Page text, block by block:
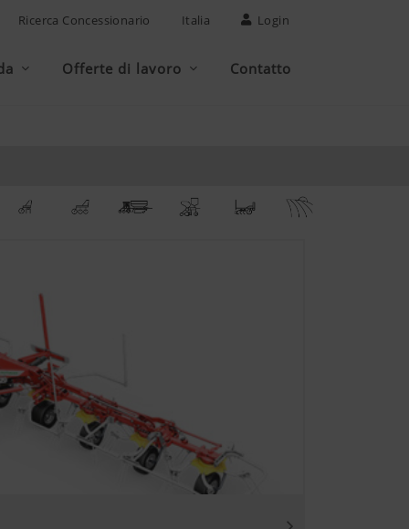
Ricerca Concessionario Italia Login
Offerte di lavoro Contatto